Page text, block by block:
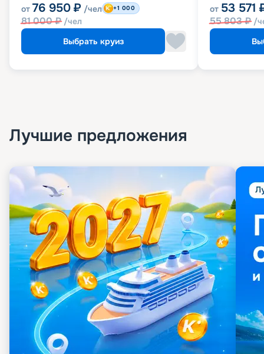
от 76 950 ₽ /чел
81 000₽ /чел
+1 000
Выбрать круиз
от 53 571
55 803₽ /
Лучшие предложения